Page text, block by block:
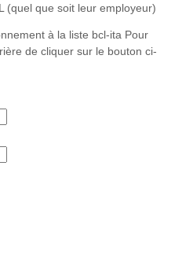
(quel que soit leur employeur)
à la liste bcl-ita Pour
de cliquer sur le bouton ci-